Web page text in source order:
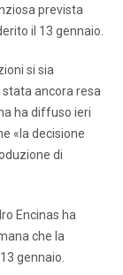
prevista
il 13 gennaio.
si sia
ancora resa
ha diffuso ieri
«la decisione
di
Encinas ha
che la
gennaio.